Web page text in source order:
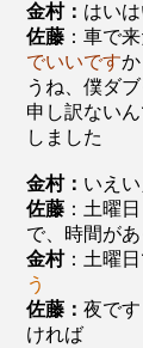
金村： はい
佐藤 ：車で
でいいです
うね、僕ダ
申し訳ない
しました
金村： いえ
佐藤 ：土曜
で、時間が
金村：土曜
う
佐藤： 夜で
ければ